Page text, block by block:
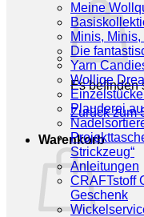
Es befinden
Zurück zum
Warenkorb
Meine
Minis, Minis,
Die
Yarn
Wollige
Plauderei
Strickzeug“
Anleitungen
CRAFTstoff
Geschenk